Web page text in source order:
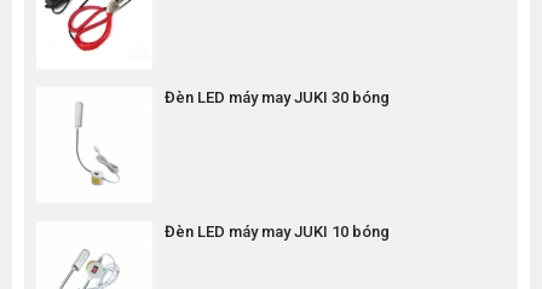
Đèn LED máy may JUKI 30 bóng
Đèn LED máy may JUKI 10 bóng